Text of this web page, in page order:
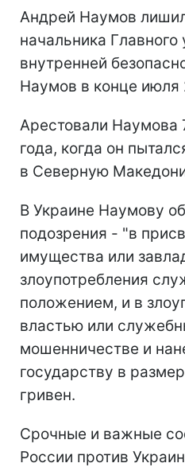
Андрей Наумов
начальника Главного
внутренней
Наумов в конце июля
Арестовали Наумова
года, когда он
в Северную
В Украине Наумову
подозрения - "в
имущества или
злоупотребления
положением, и в
властью или
мошенничестве и
государству в
гривен.
Срочные и важные
России против